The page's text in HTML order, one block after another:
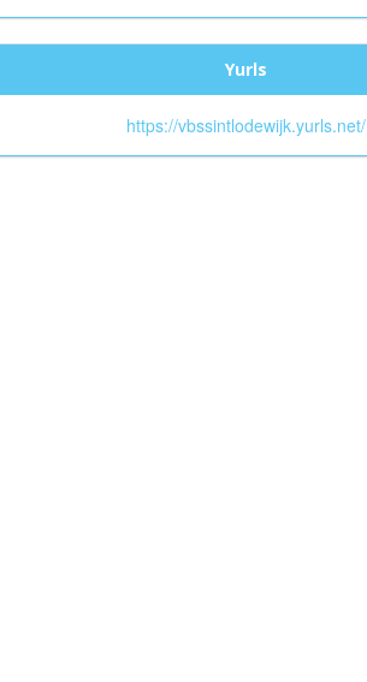
Yurls
https://vbssintlodewijk.yurls.net/